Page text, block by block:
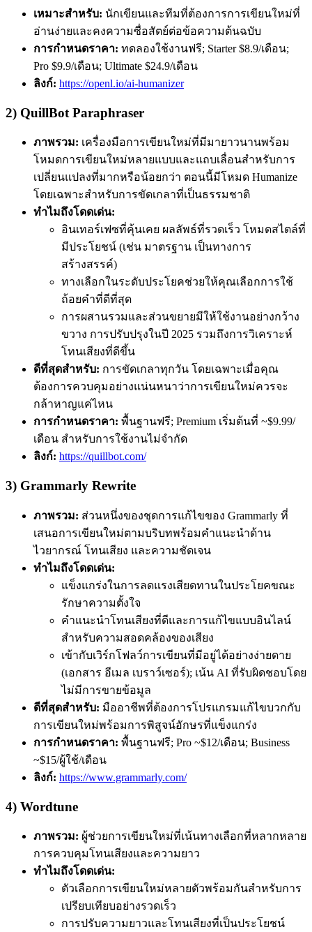
เหมาะสำหรับ: นักเขียนและทีมที่ต้องการการเขียนใหม่ที่
อ่านง่ายและคงความซื่อสัตย์ต่อข้อความต้นฉบับ
การกำหนดราคา: ทดลองใช้งานฟรี; Starter $8.9/เดือน;
Pro $9.9/เดือน; Ultimate $24.9/เดือน
ลิงก์: https://openl.io/ai-humanizer
2) QuillBot Paraphraser
ภาพรวม: เครื่องมือการเขียนใหม่ที่มีมายาวนานพร้อม
โหมดการเขียนใหม่หลายแบบและแถบเลื่อนสำหรับการ
เปลี่ยนแปลงที่มากหรือน้อยกว่า ตอนนี้มีโหมด Humanize
โดยเฉพาะสำหรับการขัดเกลาที่เป็นธรรมชาติ
ทำไมถึงโดดเด่น:
อินเทอร์เฟซที่คุ้นเคย ผลลัพธ์ที่รวดเร็ว โหมดสไตล์ที่
มีประโยชน์ (เช่น มาตรฐาน เป็นทางการ
สร้างสรรค์)
ทางเลือกในระดับประโยคช่วยให้คุณเลือกการใช้
ถ้อยคำที่ดีที่สุด
การผสานรวมและส่วนขยายมีให้ใช้งานอย่างกว้าง
ขวาง การปรับปรุงในปี 2025 รวมถึงการวิเคราะห์
โทนเสียงที่ดีขึ้น
ดีที่สุดสำหรับ: การขัดเกลาทุกวัน โดยเฉพาะเมื่อคุณ
ต้องการควบคุมอย่างแน่นหนาว่าการเขียนใหม่ควรจะ
กล้าหาญแค่ไหน
การกำหนดราคา: พื้นฐานฟรี; Premium เริ่มต้นที่ ~$9.99/
เดือน สำหรับการใช้งานไม่จำกัด
ลิงก์: https://quillbot.com/
3) Grammarly Rewrite
ภาพรวม: ส่วนหนึ่งของชุดการแก้ไขของ Grammarly ที่
เสนอการเขียนใหม่ตามบริบทพร้อมคำแนะนำด้าน
ไวยากรณ์ โทนเสียง และความชัดเจน
ทำไมถึงโดดเด่น:
แข็งแกร่งในการลดแรงเสียดทานในประโยคขณะ
รักษาความตั้งใจ
คำแนะนำโทนเสียงที่ดีและการแก้ไขแบบอินไลน์
สำหรับความสอดคล้องของเสียง
เข้ากับเวิร์กโฟลว์การเขียนที่มีอยู่ได้อย่างง่ายดาย
(เอกสาร อีเมล เบราว์เซอร์); เน้น AI ที่รับผิดชอบโดย
ไม่มีการขายข้อมูล
ดีที่สุดสำหรับ: มืออาชีพที่ต้องการโปรแกรมแก้ไขบวกกับ
การเขียนใหม่พร้อมการพิสูจน์อักษรที่แข็งแกร่ง
การกำหนดราคา: พื้นฐานฟรี; Pro ~$12/เดือน; Business
~$15/ผู้ใช้/เดือน
ลิงก์: https://www.grammarly.com/
4) Wordtune
ภาพรวม: ผู้ช่วยการเขียนใหม่ที่เน้นทางเลือกที่หลากหลาย
การควบคุมโทนเสียงและความยาว
ทำไมถึงโดดเด่น:
ตัวเลือกการเขียนใหม่หลายตัวพร้อมกันสำหรับการ
เปรียบเทียบอย่างรวดเร็ว
การปรับความยาวและโทนเสียงที่เป็นประโยชน์